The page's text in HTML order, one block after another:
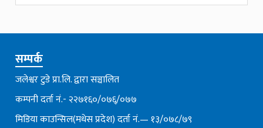
सम्पर्क
जलेश्वर टुडे प्रा.लि. द्वारा सञ्चालित
कम्पनी दर्ता नं.- २२७१६०/०७६्/०७७
मिडिया काउन्सिल(मधेस प्रदेश) दर्ता नं.— १३/०७८/७९